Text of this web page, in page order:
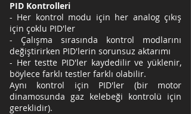
PID Kontrolleri
- Her kontrol modu için her analog çıkış
için çoklu PID'ler
- Çalışma sırasında kontrol modlarını
değiştirirken PID'lerin sorunsuz aktarımı
- Her testte PID'ler kaydedilir ve yüklenir,
böylece farklı testler farklı olabilir.
Aynı kontrol için PID'ler (bir motor
dinamosunda gaz kelebeği kontrolü için
gereklidir).